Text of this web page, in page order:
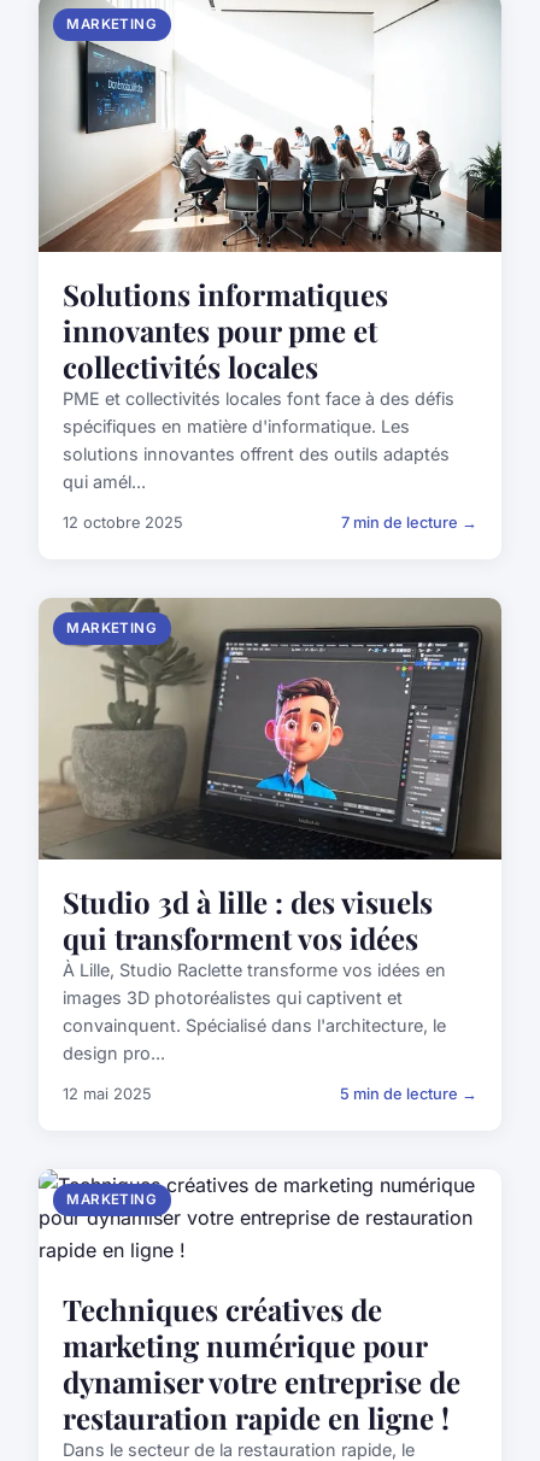
MARKETING
Solutions informatiques
innovantes pour pme et
collectivités locales
PME et collectivités locales font face à des défis
spécifiques en matière d'informatique. Les
solutions innovantes offrent des outils adaptés
qui amél...
12 octobre 2025 7 min de lecture →
MARKETING
Studio 3d à lille : des visuels
qui transforment vos idées
À Lille, Studio Raclette transforme vos idées en
images 3D photoréalistes qui captivent et
convainquent. Spécialisé dans l'architecture, le
design pro...
12 mai 2025 5 min de lecture →
MARKETING
Techniques créatives de
marketing numérique pour
dynamiser votre entreprise de
restauration rapide en ligne !
Dans le secteur de la restauration rapide, le